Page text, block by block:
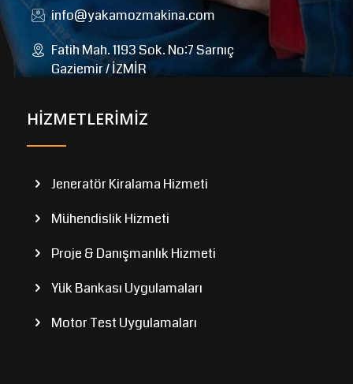
HİZMETLERİMİZ
Jeneratör Kiralama Hizmeti
Mühendislik Hizmeti
Proje & Danışmanlık Hizmeti
Yük Bankası Uygulamaları
Motor Test Uygulamaları
info@yakamozmakina.com
Fatih Mah. 1193 Sok. No:7 Sarnıç
Gaziemir / İZMİR